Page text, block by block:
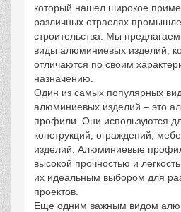
который нашел широкое
различных отраслях
строительства. Мы
виды алюминиевых изделий,
отличаются по своим
назначению.
Один из самых популярных
алюминиевых изделий – это
профили. Они используются
конструкций, ограждений,
изделий. Алюминиевые
высокой прочностью и
их идеальным выбором для
проектов.
Еще одним важным видом